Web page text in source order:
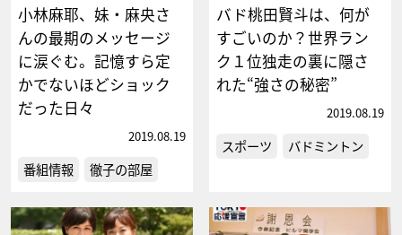
小林麻耶、妹・麻央さ
んの最期のメッセージ
に涙ぐむ。記憶すら定
かでないほどショック
だった日々
2019.08.19
番組情報 徹子の部屋
バド桃田賢斗は、何が
すごいのか？世界ラン
ク１位独走の裏に隠さ
れた“強さの秘密”
2019.08.19
スポーツ バドミントン